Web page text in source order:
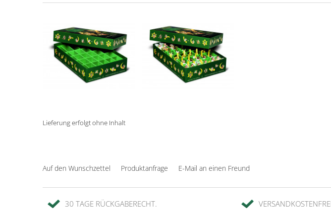
Lieferung erfolgt ohne Inhalt
Auf den Wunschzettel Produktanfrage E-Mail an einen Freund
30 TAGE RÜCKGABERECHT.